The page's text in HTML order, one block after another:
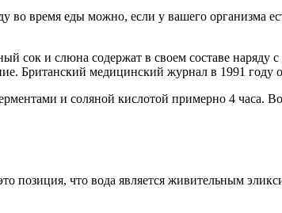
во время еды можно, если у вашего организма
сок и слюна содержат в своем составе
Британский медицинский журнал в 1991
и соляной кислотой примерно 4 часа.
позиция, что вода является живительным